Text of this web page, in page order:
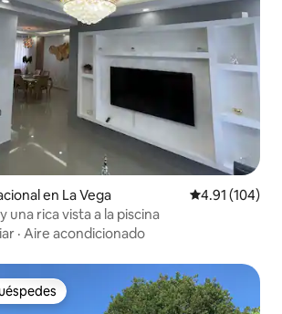
en La Vega Calificación
4.91 (104)
una rica vista a la piscina
· Aire acondicionado